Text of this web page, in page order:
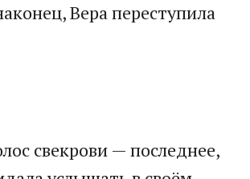
Вера переступила
свекрови — последнее,